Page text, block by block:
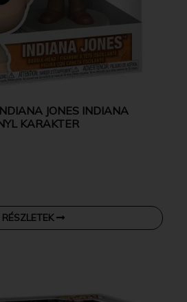
JONES INDIANA
KARAKTER
RÉSZLETEK